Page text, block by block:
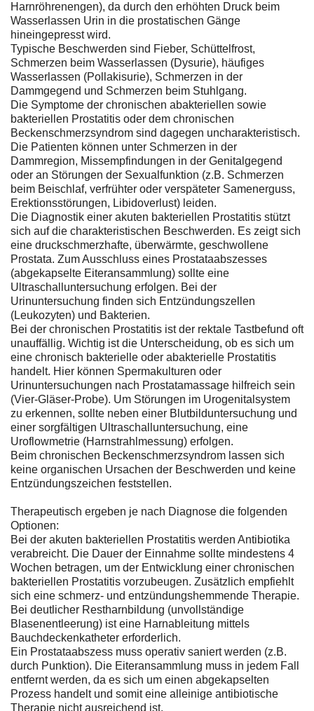
Harnröhrenengen), da durch den erhöhten Druck beim
Wasserlassen Urin in die prostatischen Gänge
hineingepresst wird.
Typische Beschwerden sind Fieber, Schüttelfrost,
Schmerzen beim Wasserlassen (Dysurie), häufiges
Wasserlassen (Pollakisurie), Schmerzen in der
Dammgegend und Schmerzen beim Stuhlgang.
Die Symptome der chronischen abakteriellen sowie
bakteriellen Prostatitis oder dem chronischen
Beckenschmerzsyndrom sind dagegen uncharakteristisch.
Die Patienten können unter Schmerzen in der
Dammregion, Missempfindungen in der Genitalgegend
oder an Störungen der Sexualfunktion (z.B. Schmerzen
beim Beischlaf, verfrühter oder verspäteter Samenerguss,
Erektionsstörungen, Libidoverlust) leiden.
Die Diagnostik einer akuten bakteriellen Prostatitis stützt
sich auf die charakteristischen Beschwerden. Es zeigt sich
eine druckschmerzhafte, überwärmte, geschwollene
Prostata. Zum Ausschluss eines Prostataabszesses
(abgekapselte Eiteransammlung) sollte eine
Ultraschalluntersuchung erfolgen. Bei der
Urinuntersuchung finden sich Entzündungszellen
(Leukozyten) und Bakterien.
Bei der chronischen Prostatitis ist der rektale Tastbefund oft
unauffällig. Wichtig ist die Unterscheidung, ob es sich um
eine chronisch bakterielle oder abakterielle Prostatitis
handelt. Hier können Spermakulturen oder
Urinuntersuchungen nach Prostatamassage hilfreich sein
(Vier-Gläser-Probe). Um Störungen im Urogenitalsystem
zu erkennen, sollte neben einer Blutbilduntersuchung und
einer sorgfältigen Ultraschalluntersuchung, eine
Uroflowmetrie (Harnstrahlmessung) erfolgen.
Beim chronischen Beckenschmerzsyndrom lassen sich
keine organischen Ursachen der Beschwerden und keine
Entzündungszeichen feststellen.
Therapeutisch ergeben je nach Diagnose die folgenden
Optionen:
Bei der akuten bakteriellen Prostatitis werden Antibiotika
verabreicht. Die Dauer der Einnahme sollte mindestens 4
Wochen betragen, um der Entwicklung einer chronischen
bakteriellen Prostatitis vorzubeugen. Zusätzlich empfiehlt
sich eine schmerz- und entzündungshemmende Therapie.
Bei deutlicher Restharnbildung (unvollständige
Blasenentleerung) ist eine Harnableitung mittels
Bauchdeckenkatheter erforderlich.
Ein Prostataabszess muss operativ saniert werden (z.B.
durch Punktion). Die Eiteransammlung muss in jedem Fall
entfernt werden, da es sich um einen abgekapselten
Prozess handelt und somit eine alleinige antibiotische
Therapie nicht ausreichend ist.